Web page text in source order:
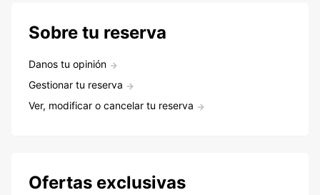
Sobre tu reserva
Danos tu opinión
Gestionar tu reserva
Ver, modificar o cancelar tu reserva
Ofertas exclusivas